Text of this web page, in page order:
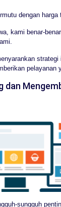
dengan harga
kami benar-
strategi
pelayanan
dan
sungguh